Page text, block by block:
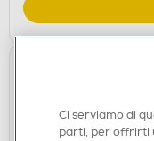
Ci serviamo di
parti, per offrirti